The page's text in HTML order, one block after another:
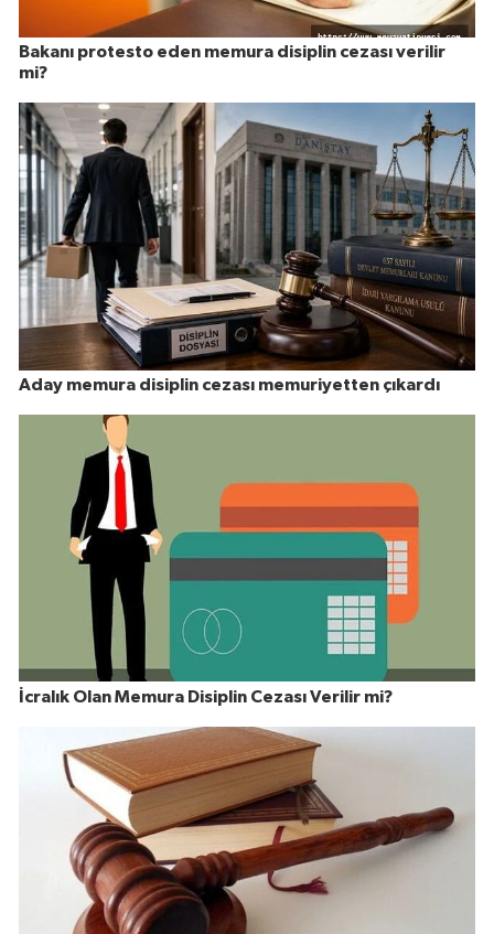
Bakanı protesto eden memura disiplin cezası verilir
mi?
Aday memura disiplin cezası memuriyetten çıkardı
İcralık Olan Memura Disiplin Cezası Verilir mi?